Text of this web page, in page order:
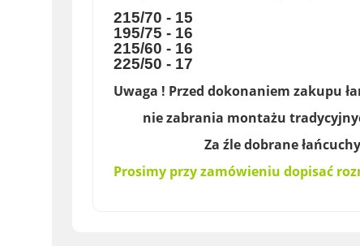
215/70 - 15
195/75 - 16
215/60 - 16
225/50 - 17
Uwaga ! Przed dokonaniem zakupu
nie zabrania montażu
Za źle dobrane łańcuchy
Prosimy przy zamówieniu dopisać